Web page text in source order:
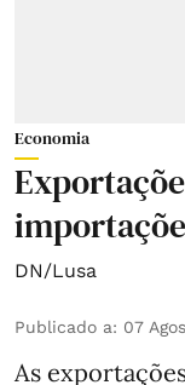
Economia
DN/Lusa
Publicado a: 07
As